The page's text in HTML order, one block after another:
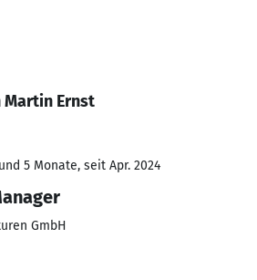
Ernst
5 Monate, seit Apr. 2024
GmbH